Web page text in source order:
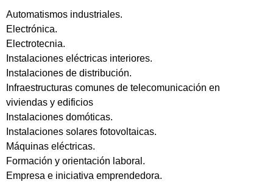
Automatismos industriales.
Electrónica.
Electrotecnia.
Instalaciones eléctricas interiores.
Instalaciones de distribución.
Infraestructuras comunes de telecomunicación en
viviendas y edificios
Instalaciones domóticas.
Instalaciones solares fotovoltaicas.
Máquinas eléctricas.
Formación y orientación laboral.
Empresa e iniciativa emprendedora.